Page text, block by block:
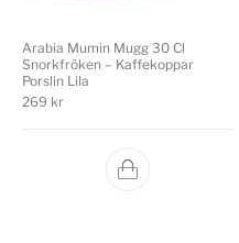
Arabia Mumin Mugg 30 Cl
Snorkfröken – Kaffekoppar
Porslin Lila
269 kr